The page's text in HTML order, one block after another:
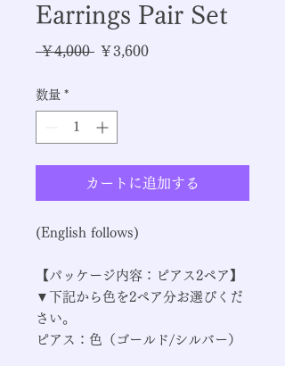
Earrings Pair Set
￥4,000 通
格
￥3,600セ
格
数量 *
カートに追加する
(English follows)
【パッケージ内容：ピアス2ペア】
▼下記から色を2ペア分お選びくだ
さい。
ピアス ：色（ゴールド/シルバー）